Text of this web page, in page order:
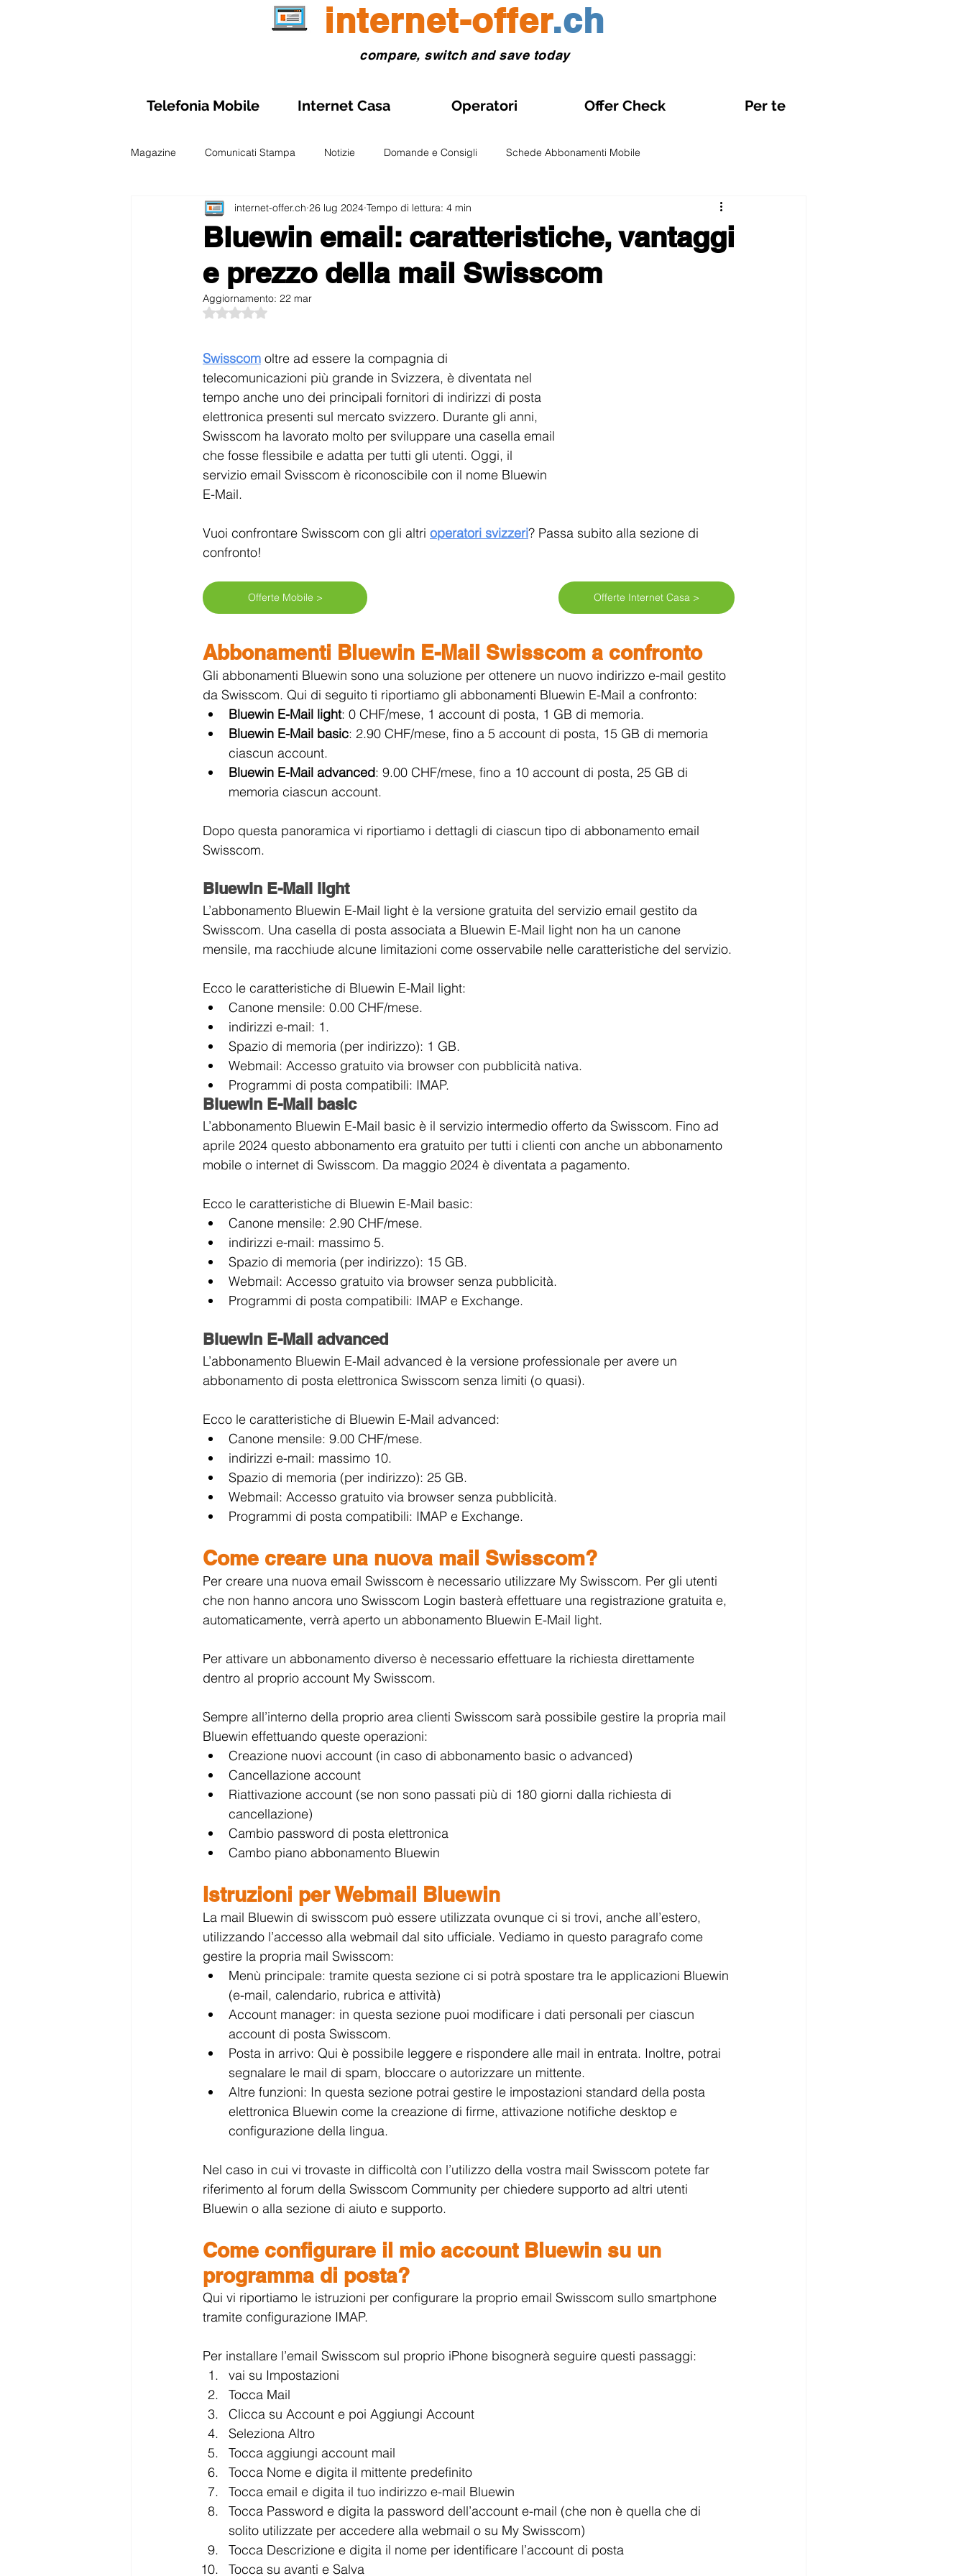
internet-offer.ch
compare, switch and save today
Telefonia Mobile Internet Casa Operatori Offer Check Per te
Magazine Comunicati Stampa Notizie Domande e Consigli Schede Abbonamenti Mobile
Schede Abbonamenti Internet Gestione abbonamento Abbonamenti Mobile in Promozione Viaggi e eSIM
Sim Prepagate Svizzera Confronti e Test Osservatori e Analisi Fibra Ottica
Bluewin email: caratteristiche, vantaggi
e prezzo della mail Swisscom
internet-offer.ch 26 lug 2024 Tempo di lettura: 4 min
Aggiornamento: 22 mar
Valutazione NaN stelle su 5.
Swisscom oltre ad essere la compagnia di
telecomunicazioni più grande in Svizzera, è diventata nel
tempo anche uno dei principali fornitori di indirizzi di posta
elettronica presenti sul mercato svizzero. Durante gli anni,
Swisscom ha lavorato molto per sviluppare una casella email
che fosse flessibile e adatta per tutti gli utenti. Oggi, il
servizio email Svisscom è riconoscibile con il nome Bluewin
E-Mail.
Vuoi confrontare Swisscom con gli altri operatori svizzeri? Passa subito alla sezione di
confronto!
Offerte Mobile > Offerte Internet Casa >
Abbonamenti Bluewin E-Mail Swisscom a confronto
Gli abbonamenti Bluewin sono una soluzione per ottenere un nuovo indirizzo e-mail gestito
da Swisscom. Qui di seguito ti riportiamo gli abbonamenti Bluewin E-Mail a confronto:
Bluewin E-Mail light: 0 CHF/mese, 1 account di posta, 1 GB di memoria.
Bluewin E-Mail basic: 2.90 CHF/mese, fino a 5 account di posta, 15 GB di memoria
ciascun account.
Bluewin E-Mail advanced: 9.00 CHF/mese, fino a 10 account di posta, 25 GB di
memoria ciascun account.
Dopo questa panoramica vi riportiamo i dettagli di ciascun tipo di abbonamento email
Swisscom.
Bluewin E-Mail light
L’abbonamento Bluewin E-Mail light è la versione gratuita del servizio email gestito da
Swisscom. Una casella di posta associata a Bluewin E-Mail light non ha un canone
mensile, ma racchiude alcune limitazioni come osservabile nelle caratteristiche del servizio.
Ecco le caratteristiche di Bluewin E-Mail light:
Canone mensile: 0.00 CHF/mese.
indirizzi e-mail: 1.
Spazio di memoria (per indirizzo): 1 GB.
Webmail: Accesso gratuito via browser con pubblicità nativa.
Programmi di posta compatibili: IMAP.
Bluewin E-Mail basic
L’abbonamento Bluewin E-Mail basic è il servizio intermedio offerto da Swisscom. Fino ad
aprile 2024 questo abbonamento era gratuito per tutti i clienti con anche un abbonamento
mobile o internet di Swisscom. Da maggio 2024 è diventata a pagamento.
Ecco le caratteristiche di Bluewin E-Mail basic:
Canone mensile: 2.90 CHF/mese.
indirizzi e-mail: massimo 5.
Spazio di memoria (per indirizzo): 15 GB.
Webmail: Accesso gratuito via browser senza pubblicità.
Programmi di posta compatibili: IMAP e Exchange.
Bluewin E-Mail advanced
L’abbonamento Bluewin E-Mail advanced è la versione professionale per avere un
abbonamento di posta elettronica Swisscom senza limiti (o quasi).
Ecco le caratteristiche di Bluewin E-Mail advanced:
Canone mensile: 9.00 CHF/mese.
indirizzi e-mail: massimo 10.
Spazio di memoria (per indirizzo): 25 GB.
Webmail: Accesso gratuito via browser senza pubblicità.
Programmi di posta compatibili: IMAP e Exchange.
Come creare una nuova mail Swisscom?
Per creare una nuova email Swisscom è necessario utilizzare My Swisscom. Per gli utenti
che non hanno ancora uno Swisscom Login basterà effettuare una registrazione gratuita e,
automaticamente, verrà aperto un abbonamento Bluewin E-Mail light.
Per attivare un abbonamento diverso è necessario effettuare la richiesta direttamente
dentro al proprio account My Swisscom.
Sempre all’interno della proprio area clienti Swisscom sarà possibile gestire la propria mail
Bluewin effettuando queste operazioni:
Creazione nuovi account (in caso di abbonamento basic o advanced)
Cancellazione account
Riattivazione account (se non sono passati più di 180 giorni dalla richiesta di
cancellazione)
Cambio password di posta elettronica
Cambo piano abbonamento Bluewin
Istruzioni per Webmail Bluewin
La mail Bluewin di swisscom può essere utilizzata ovunque ci si trovi, anche all’estero,
utilizzando l’accesso alla webmail dal sito ufficiale. Vediamo in questo paragrafo come
gestire la propria mail Swisscom:
Menù principale: tramite questa sezione ci si potrà spostare tra le applicazioni Bluewin
(e-mail, calendario, rubrica e attività)
Account manager: in questa sezione puoi modificare i dati personali per ciascun
account di posta Swisscom.
Posta in arrivo: Qui è possibile leggere e rispondere alle mail in entrata. Inoltre, potrai
segnalare le mail di spam, bloccare o autorizzare un mittente.
Altre funzioni: In questa sezione potrai gestire le impostazioni standard della posta
elettronica Bluewin come la creazione di firme, attivazione notifiche desktop e
configurazione della lingua.
Nel caso in cui vi trovaste in difficoltà con l’utilizzo della vostra mail Swisscom potete far
riferimento al forum della Swisscom Community per chiedere supporto ad altri utenti
Bluewin o alla sezione di aiuto e supporto.
Come configurare il mio account Bluewin su un
programma di posta?
Qui vi riportiamo le istruzioni per configurare la proprio email Swisscom sullo smartphone
tramite configurazione IMAP.
Per installare l’email Swisscom sul proprio iPhone bisognerà seguire questi passaggi:
vai su Impostazioni
Tocca Mail
Clicca su Account e poi Aggiungi Account
Seleziona Altro
Tocca aggiungi account mail
Tocca Nome e digita il mittente predefinito
Tocca email e digita il tuo indirizzo e-mail Bluewin
Tocca Password e digita la password dell’account e-mail (che non è quella che di
solito utilizzate per accedere alla webmail o su My Swisscom)
Tocca Descrizione e digita il nome per identificare l’account di posta
Tocca su avanti e Salva